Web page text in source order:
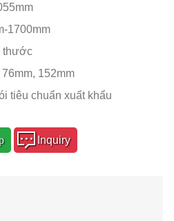
1700mm
thước
76mm, 152mm
tiêu chuẩn xuất khẩu
Inquiry